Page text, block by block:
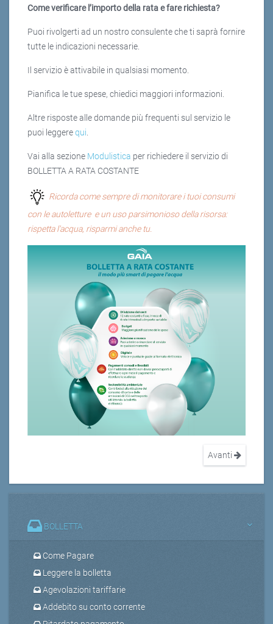
Come verificare l’importo della rata e fare richiesta?
Puoi rivolgerti ad un nostro consulente che ti saprà fornire
tutte le indicazioni necessarie.
Il servizio è attivabile in qualsiasi momento.
Pianifica le tue spese, chiedici maggiori informazioni.
Altre risposte alle domande più frequenti sul servizio le
puoi leggerequi.
Vai alla sezione Modulistica per richiedere il servizio di
BOLLETTA A RATA COSTANTE
Ricorda come sempre di monitorare i tuoi consumi
con le autoletture e un uso parsimonioso della risorsa:
rispetta l'acqua, risparmi anche tu.
Avanti
BOLLETTA
Come Pagare
Leggere la bolletta
Agevolazioni tariffarie
Addebito su conto corrente